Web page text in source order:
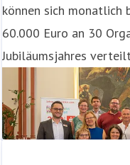
können sich monatlich
60.000 Euro an 30
Jubiläumsjahres